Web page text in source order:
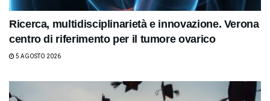
Ricerca, multidisciplinarietà e innovazione. Verona
centro di riferimento per il tumore ovarico
5 AGOSTO 2026